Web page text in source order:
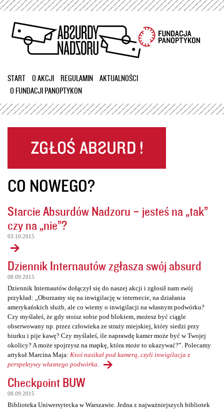
Przejdź
treści
START O AKCJI REGULAMIN
AKTUALNOŚCI
O FUNDACJI PANOPTYKON
CO NOWEGO?
Starcie Absurdów Nadzoru – jesteś na „tak”
czy na „nie”?
03.10.2015
Dziennik Internautów zgłasza swój absurd
08.09.2015
Dziennik Internautów dołączył się do naszej akcji i zgłosił nam swój
przykład: „Oburzamy się na inwigilację w internecie, na działania
amerykańskich służb, ale co wiemy o inwigilacji na własnym podwórku?
Czy myślałeś, że gdy stoisz sobie pod blokiem, możesz być ciągle
obserwowany np. przez człowieka ze straży miejskiej, który siedzi przy
biurku i pije kawę? Czy myślałeś, ile naprawdę kamer może być w Twojej
okolicy? A może spojrzysz na mapkę, która może to ukazywać?”. Polecamy
artykuł Marcina Maja: Ktoś nasikał pod kamerą, czyli inwigilacja z
perspektywy własnego podwórka
Checkpoint BUW
08.09.2015
Biblioteka Uniwersytecka w Warszawie. Jedna z najważniejszych bibliotek